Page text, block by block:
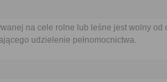
na cele rolne lub leśne jest wolny od
udzielenie pełnomocnictwa.